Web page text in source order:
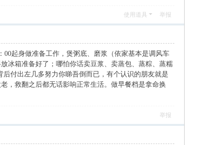
使用道具 举报
起身做准备工作，煲粥底、磨浆（依家基本是调风车
冰箱准备好了；哪怕你话卖豆浆、卖蒸包、蒸粽、蒸糯
付出左几多努力你睇吾倒而已，有个认识的朋友就是
，救翻之后都无话影响正常生活。做早餐档是拿命换
举报